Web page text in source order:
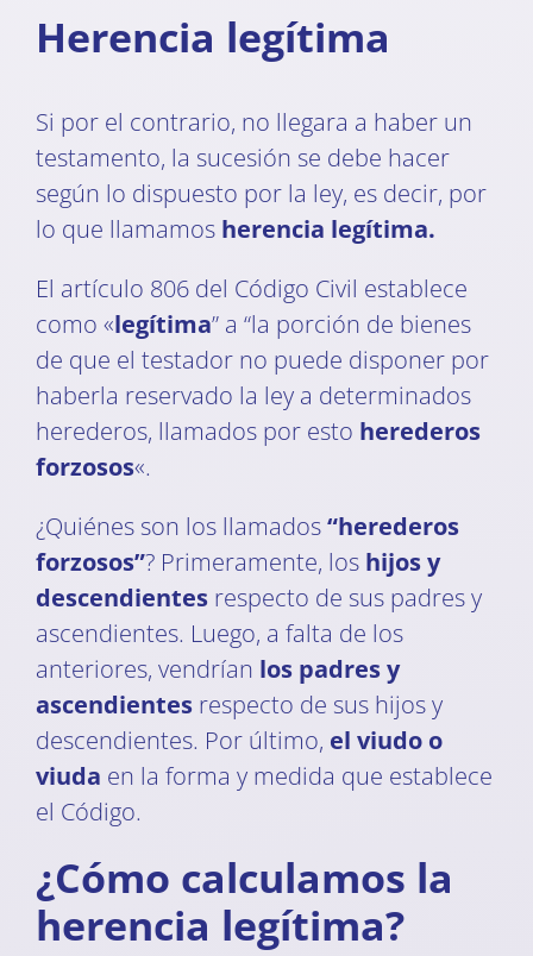
Herencia legítima
Si por el contrario, no llegara a haber un
testamento, la sucesión se debe hacer
según lo dispuesto por la ley, es decir, por
lo que llamamosherencia legítima.
El artículo 806 del Código Civil establece
como «legítima” a “la porción de bienes
de que el testador no puede disponer por
haberla reservado la ley a determinados
herederos, llamados por esto herederos
forzosos«.
¿Quiénes son los llamados“herederos
forzosos”? Primeramente, los hijos y
descendientesrespecto de sus padres y
ascendientes. Luego, a falta de los
anteriores, vendrían los padres y
ascendientesrespecto de sus hijos y
descendientes. Por último, el viudo o
viuda en la forma y medida que establece
el Código.
¿Cómo calculamos la
herencia legítima?